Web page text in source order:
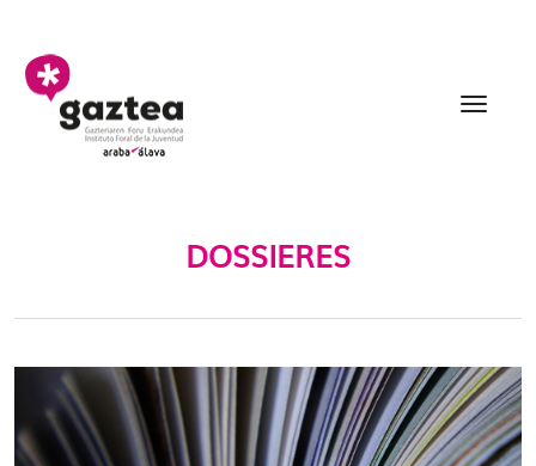
Eduki nagusira joan
DOSSIERES